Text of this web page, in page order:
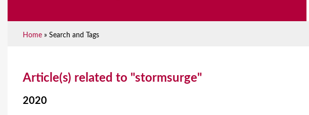
Home » Search and Tags
Article(s) related to "stormsurge"
2020